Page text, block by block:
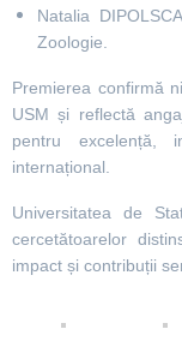
Natalia
Zoologie.
Premierea confirmă
USM și reflectă
pentru excelență,
internațional.
Universitatea de
cercetătoarelor
impact și contribuții